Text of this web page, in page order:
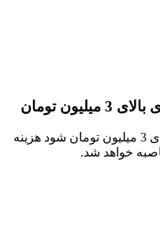
تومان
چنان چه جمع صورت حساب شما بالای 3 میلیون تومان شود هزینه
خواهد شد.